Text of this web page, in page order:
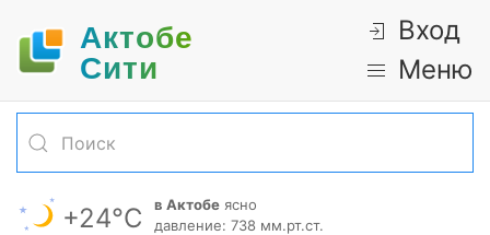
Актобе
Cити
Вход
Меню
+24°С в Актобе ясно
давление: 738 мм.рт.ст.